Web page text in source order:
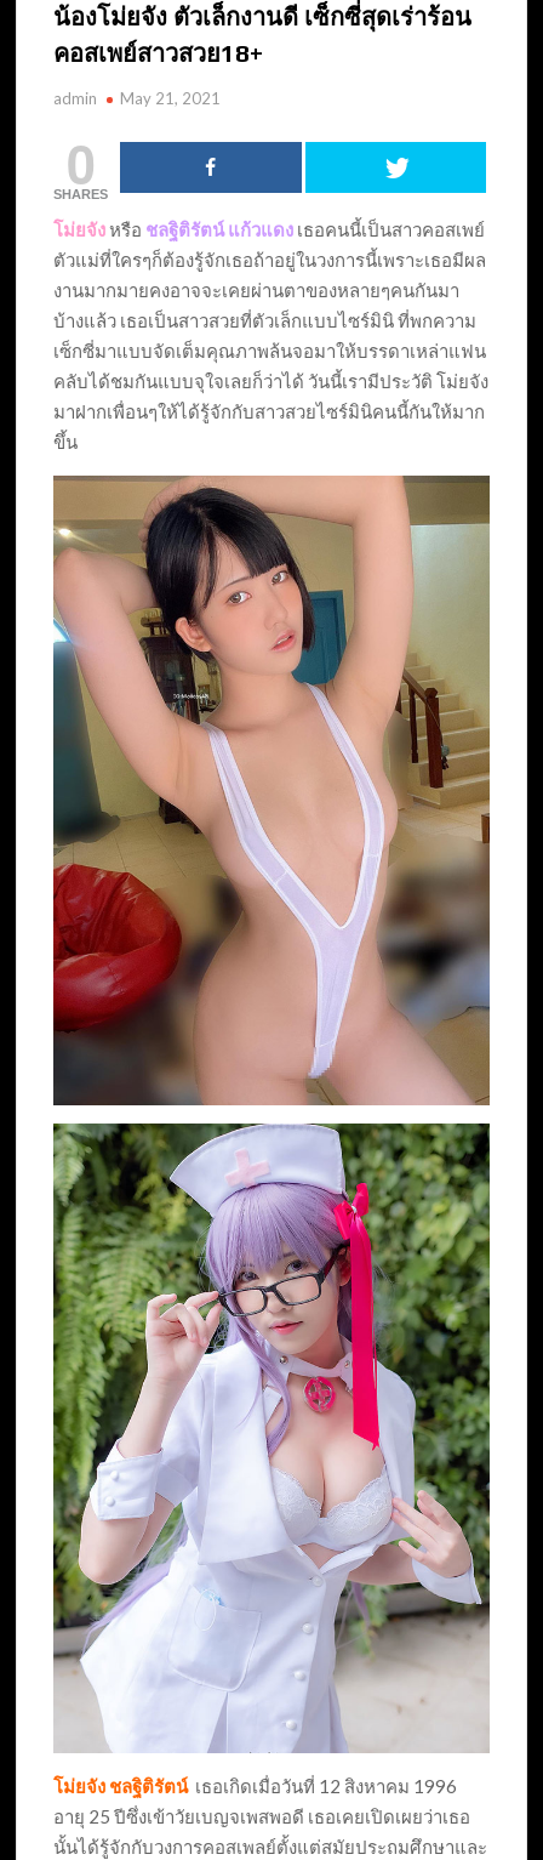
น้องโม่ยจัง ตัวเล็กงานดี เซ็กซี่สุดเร่าร้อน
คอสเพย์สาวสวย18+
admin May 21, 2021
0
SHARES
โม่ยจังหรือ ชลฐิติรัตน์ แก้วแดง เธอคนนี้เป็นสาวคอสเพย์
ตัวแม่ที่ใครๆก็ต้องรู้จักเธอถ้าอยู่ในวงการนี้เพราะเธอมีผล
งานมากมายคงอาจจะเคยผ่านตาของหลายๆคนกันมา
บ้างแล้ว เธอเป็นสาวสวยที่ตัวเล็กแบบไซร์มินิ ที่พกความ
เซ็กซี่มาแบบจัดเต็มคุณภาพล้นจอมาให้บรรดาเหล่าแฟน
คลับได้ชมกันแบบจุใจเลยก็ว่าได้ วันนี้เรามีประวัติ โม่ยจัง
มาฝากเพื่อนๆให้ได้รู้จักกับสาวสวยไซร์มินิคนนี้กันให้มาก
ขึ้น
โม่ยจัง ชลฐิติรัตน์ เธอเกิดเมื่อวันที่ 12 สิงหาคม 1996
อายุ 25 ปีซึ่งเข้าวัยเบญจเพสพอดี เธอเคยเปิดเผยว่าเธอ
นั้นได้รู้จักกับวงการคอสเพลย์ตั้งแต่สมัยประถมศึกษาและ